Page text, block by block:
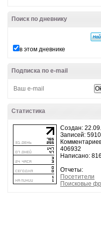
Поиск по дневнику
в этом дневнике
Подписка по e-mail
Статистика
Создан:
Записей:
406932
Написано:
Отчеты:
Посетители
Поисковые